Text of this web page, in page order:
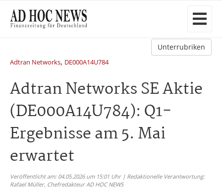
Unterrubriken
Adtran Networks, DE000A14U784
Adtran Networks SE Aktie
(DE000A14U784): Q1-
Ergebnisse am 5. Mai
erwartet
Veröffentlicht am: 04.05.2026 um 15:01 Uhr | Redaktionelle Verantwortung:
Rafael Müller, Chefredakteur AD HOC NEWS